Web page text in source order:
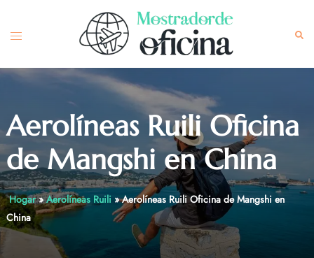
content
Toggle
Aerolíneas Ruili Oficina
de Mangshi en China
Hogar»Aerolíneas Ruili»Aerolíneas Ruili Oficina de Mangshi en
China